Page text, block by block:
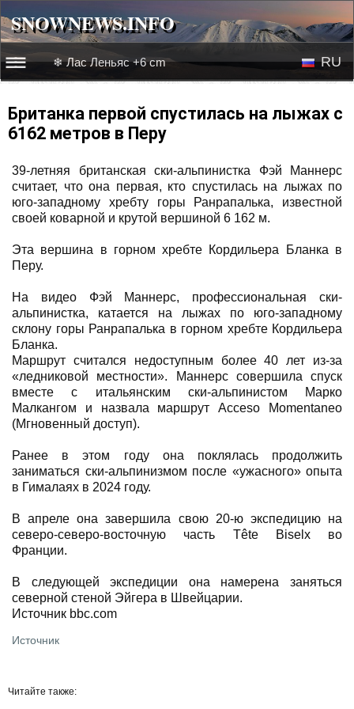
SNOWNEWS.INFO
☰☰
Веб-камеры
Лыжное видео
❄ Лас Леньяс +6 cm RU
Британка первой спустилась на лыжах с
6162 метров в Перу
39-летняя британская ски-альпинистка Фэй Маннерс
считает, что она первая, кто спустилась на лыжах по
юго-западному хребту горы Ранрапалька, известной
своей коварной и крутой вершиной 6 162 м.
Эта вершина в горном хребте Кордильера Бланка в
Перу.
На видео Фэй Маннерс, профессиональная ски-
альпинистка, катается на лыжах по юго-западному
склону горы Ранрапалька в горном хребте Кордильера
Бланка.
Маршрут считался недоступным более 40 лет из-за
«ледниковой местности». Маннерс совершила спуск
вместе с итальянским ски-альпинистом Марко
Малкангом и назвала маршрут Acceso Momentaneo
(Мгновенный доступ).
Ранее в этом году она поклялась продолжить
заниматься ски-альпинизмом после «ужасного» опыта
в Гималаях в 2024 году.
В апреле она завершила свою 20-ю экспедицию на
северо-северо-восточную часть Tête Biselx во
Франции.
В следующей экспедиции она намерена заняться
северной стеной Эйгера в Швейцарии.
Источник bbc.com
Источник
Читайте также: